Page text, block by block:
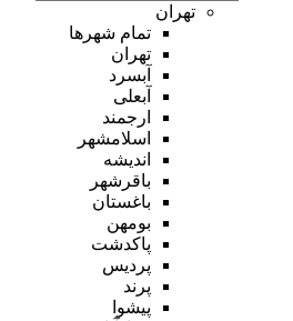
تهران
تمام شهر‌ها
تهران
آبسرد
آبعلی
ارجمند
اسلامشهر
اندیشه
باقرشهر
باغستان
بومهن
پاکدشت
پردیس
پرند
پیشوا